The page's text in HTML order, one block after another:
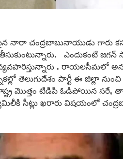
నారా చంద్రబాబునాయుడు గారు
ఎందుకంటే
. రాయలసీమలో
తెలుగుదేశం పార్టీ ఈ జిల్లా
రాష్ట్ర మొత్తం టిడిపి ఓడిపోయిన
సీట్లు ఖరారు విషయంలో